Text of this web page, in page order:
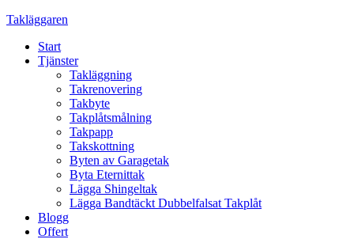
Skip
content
Takläggaren
Start
Tjänster
Takläggning
Takrenovering
Takbyte
Takplåtsmålning
Takpapp
Takskottning
Byten av Garagetak
Byta Eternittak
Lägga Shingeltak
Lägga Bandtäckt Dubbelfalsat Takplåt
Blogg
Offert